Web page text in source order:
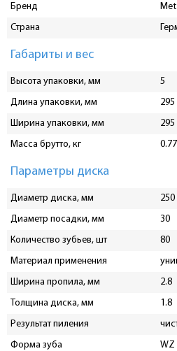
Бренд
Страна
Габариты и вес
Высота упаковки, мм
5
Длина упаковки, мм
295
Ширина упаковки, мм
295
Масса брутто, кг
Параметры диска
Диаметр диска, мм
250
Диаметр посадки, мм
30
Количество зубьев, шт
80
Материал применения
Ширина пропила, мм
2.8
Толщина диска, мм
1.8
Результат пиления
Форма зуба
WZ